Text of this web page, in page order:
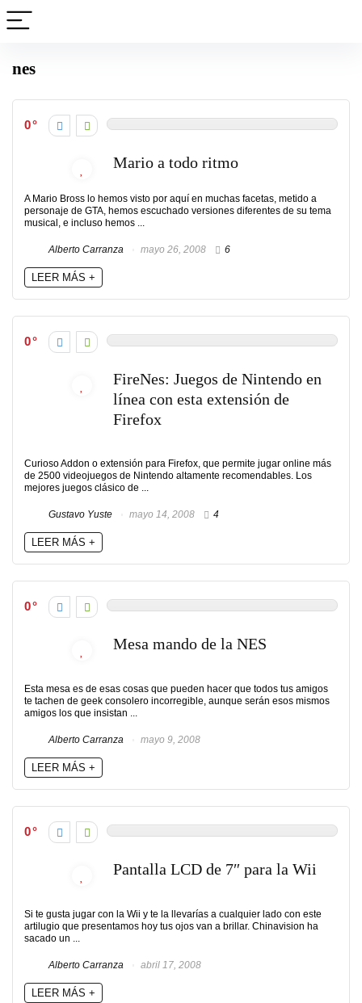
nes
0
Mario a todo ritmo
A Mario Bross lo hemos visto por aquí en muchas facetas, metido a
personaje de GTA, hemos escuchado versiones diferentes de su tema
musical, e incluso hemos ...
Alberto Carranza mayo 26, 2008 6
LEER MÁS +
0
FireNes: Juegos de Nintendo en
línea con esta extensión de
Firefox
Curioso Addon o extensión para Firefox, que permite jugar online más
de 2500 videojuegos de Nintendo altamente recomendables. Los
mejores juegos clásico de ...
Gustavo Yuste mayo 14, 2008 4
LEER MÁS +
0
Mesa mando de la NES
Esta mesa es de esas cosas que pueden hacer que todos tus amigos
te tachen de geek consolero incorregible, aunque serán esos mismos
amigos los que insistan ...
Alberto Carranza mayo 9, 2008
LEER MÁS +
0
Pantalla LCD de 7″ para la Wii
Si te gusta jugar con la Wii y te la llevarías a cualquier lado con este
artilugio que presentamos hoy tus ojos van a brillar. Chinavision ha
sacado un ...
Alberto Carranza abril 17, 2008
LEER MÁS +